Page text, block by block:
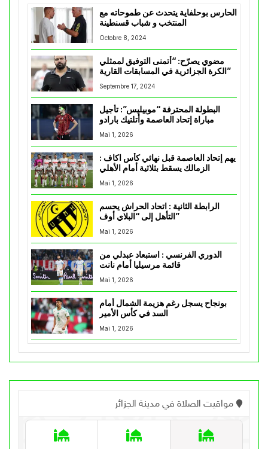
الحارس بوحلفاية يتحدث عن طموحاته مع
المنتخب و شباب قسنطينة
Octobre 8, 2024
مضوي يصرّح: “أتمنى التوفيق لممثلي
الكرة الجزائرية في المسابقات القارية”
Septembre 17, 2024
البطولة المحترفة “موبيليس”: تأجيل
مباراة إتحاد العاصمة وأتلتيك بارادو
Mai 1, 2026
يهم إتحاد العاصمة قبل نهائي كأس اكاف :
Mai 1, 2026
الرابطة الثانية : اتحاد الحراش يحسم
التأهل إلى “البلاي أوف”
Mai 1, 2026
الدوري الفرنسي : استبعاد عبدلي من
قائمة مرسيليا أمام نانت
Mai 1, 2026
بونجاح يسجل رغم هزيمة الشمال أمام
السد في كأس الأمير
Mai 1, 2026